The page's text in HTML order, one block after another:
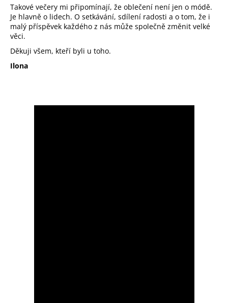
Takové večery mi připomínají, že oblečení není jen o módě.
Je hlavně o lidech. O setkávání, sdílení radosti a o tom, že i
malý příspěvek každého z nás může společně změnit velké
věci.
Děkuji všem, kteří byli u toho.
Ilona
u
č
u
j
e
e